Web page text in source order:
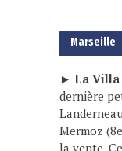
Marseille
► La Villa
dernière
Mermoz